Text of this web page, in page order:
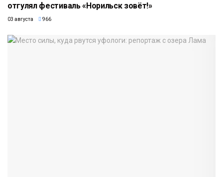
отгулял фестиваль «Норильск зовёт!»
03 августа 966